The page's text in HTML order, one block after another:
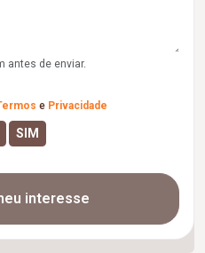
antes de enviar.
e Privacidade
interesse